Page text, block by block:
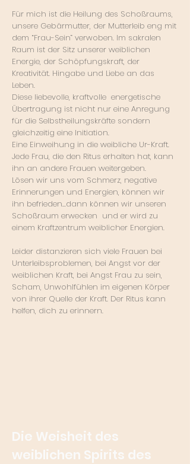
Für mich ist die Heilung des Schoßraums,
unsere Gebärmutter, der Mutterleib eng mit
dem “Frau-Sein” verwoben. Im sakralen
Raum ist der Sitz unserer weiblichen
Energie, der Schöpfungskraft, der
Kreativität. Hingabe und Liebe an das
Leben.
Diese liebevolle, kraftvolle energetische
Übertragung ist nicht nur eine Anregung
für die Selbstheilungskräfte sondern
gleichzeitig eine Initiation.
Eine Einweihung in die weibliche Ur-Kraft.
Jede Frau, die den Ritus erhalten hat, kann
ihn an andere Frauen weitergeben.
Lösen wir uns vom Schmerz, negative
Erinnerungen und Energien, können wir
ihn befrieden...dann können wir unseren
Schoßraum erwecken und er wird zu
einem Kraftzentrum weiblicher Energien.
Leider distanzieren sich viele Frauen bei
Unterleibsproblemen, bei Angst vor der
weiblichen Kraft, bei Angst Frau zu sein,
Scham, Unwohlfühlen im eigenen Körper
von ihrer Quelle der Kraft. Der Ritus kann
helfen, dich zu erinnern.
Die Weisheit des
weiblichen Spirits des